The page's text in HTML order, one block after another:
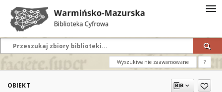
Wyszukiwanie zaawansowane ?
OBIEKT